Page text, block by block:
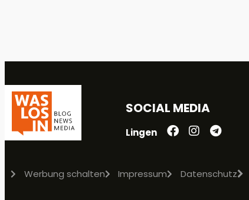
SOCIAL MEDIA
Lingen
Werbung schalten Impressum Datenschutz